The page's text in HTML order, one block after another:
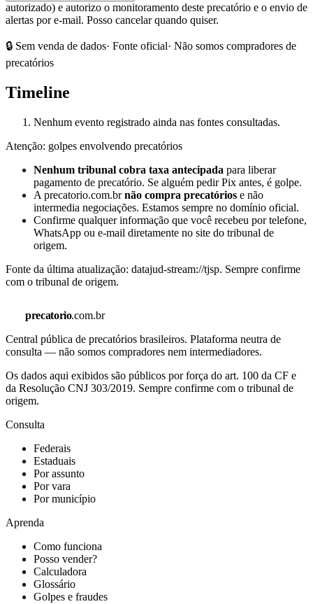
autorizado) e autorizo o monitoramento deste precatório e o envio de
alertas por e-mail. Posso cancelar quando quiser.
🔒 Sem venda de dados· Fonte oficial· Não somos compradores de
precatórios
Timeline
Nenhum evento registrado ainda nas fontes consultadas.
Atenção: golpes envolvendo precatórios
Nenhum tribunal cobra taxa antecipada para liberar
pagamento de precatório. Se alguém pedir Pix antes, é golpe.
A precatorio.com.brnão compra precatórios e não
intermedia negociações. Estamos sempre no domínio oficial.
Confirme qualquer informação que você recebeu por telefone,
WhatsApp ou e-mail diretamente no site do tribunal de
origem.
Fonte da última atualização: datajud-stream://tjsp. Sempre confirme
com o tribunal de origem.
precatorio.com.br
Central pública de precatórios brasileiros. Plataforma neutra de
consulta — não somos compradores nem intermediadores.
Os dados aqui exibidos são públicos por força do art. 100 da CF e
da Resolução CNJ 303/2019. Sempre confirme com o tribunal de
origem.
Consulta
Federais
Estaduais
Por assunto
Por vara
Por município
Aprenda
Como funciona
Posso vender?
Calculadora
Glossário
Golpes e fraudes